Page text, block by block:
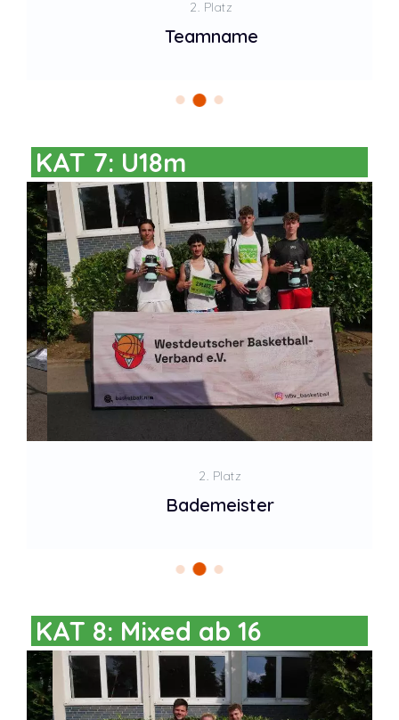
2. Platz
Teamname
KAT 7: U18m
2. Platz
Bademeister
KAT 8: Mixed ab 16